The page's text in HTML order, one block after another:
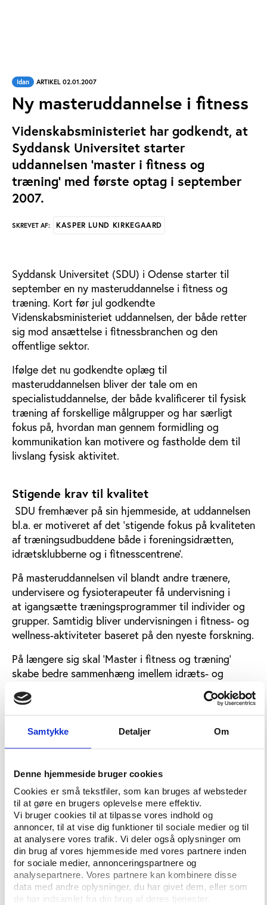
Samtykke Detaljer Om
Denne hjemmeside bruger cookies
Cookies er små tekstfiler, som kan bruges af websteder
til at gøre en brugers oplevelse mere effektiv.
Vi bruger cookies til at tilpasse vores indhold og
annoncer, til at vise dig funktioner til sociale medier og til
at analysere vores trafik. Vi deler også oplysninger om
din brug af vores hjemmeside med vores partnere inden
for sociale medier, annonceringspartnere og
analysepartnere. Vores partnere kan kombinere disse
data med andre oplysninger, du har givet dem, eller som
de har indsamlet fra din brug af deres tjenester.
Idan ARTIKEL 02.01.2007
Ny masteruddannelse i fitness
Videnskabsministeriet har godkendt, at
Syddansk Universitet starter
uddannelsen 'master i fitness og
træning' med første optag i september
2007.
SKREVET AF: KASPER LUND KIRKEGAARD
Syddansk Universitet (SDU) i Odense starter til
september en ny masteruddannelse i fitness og
træning. Kort før jul godkendte
Videnskabsministeriet uddannelsen, der både retter
sig mod ansættelse i fitnessbranchen og den
offentlige sektor.
Ifølge det nu godkendte oplæg til
masteruddannelsen bliver der tale om en
specialistuddannelse, der både kvalificerer til fysisk
træning af forskellige målgrupper og har særligt
fokus på, hvordan man gennem formidling og
kommunikation kan motivere og fastholde dem til
livslang fysisk aktivitet.
Stigende krav til kvalitet
SDU fremhæver på sin hjemmeside, at uddannelsen
bl.a. er motiveret af det ’stigende fokus på kvaliteten
af træningsudbuddene både i foreningsidrætten,
idrætsklubberne og i fitnesscentrene’.
På masteruddannelsen vil blandt andre trænere,
undervisere og fysioterapeuter få undervisning i
at igangsætte træningsprogrammer til individer og
grupper. Samtidig bliver undervisningen i fitness- og
wellness-aktiviteter baseret på den nyeste forskning.
På længere sig skal ’Master i fitness og træning’
skabe bedre sammenhæng imellem idræts- og
behandlingssektoren, som kan give grobund for et
mere optimalt tværfagligt samarbejde.
Hovedvægten vil dog ligge på raske målgrupper.
Stor efterspørgsel på arbejdskraft
Uddannelsen er målrettet såvel det store private
marked inden for kommerciel fitness som den
offentlige sektor, hvor kommunerne har overtaget
det sundhedsforebyggende arbejde efter
kommunalreformens ikrafttræden.
Specielt inden for den private fitness-sektor, som
beskæftiger op mod 7.000 personer i Danmark, har
der i mange år været stor efterspørgsel på
kvalificeret arbejdskraft. I Idans